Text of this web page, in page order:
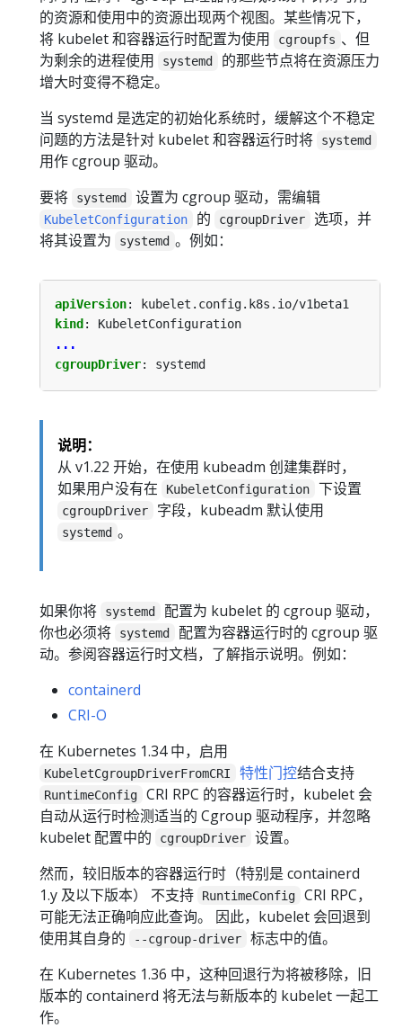
的资源和使用中的资源出现两个视图。某些情况下，
将 kubelet 和容器运行时配置为使用
cgroupfs 、但
为剩余的进程使用
systemd
的那些节点将在资源压力
增大时变得不稳定。
当 systemd 是选定的初始化系统时，缓解这个不稳定
问题的方法是针对 kubelet 和容器运行时将
systemd
用作 cgroup 驱动。
要将
systemd 设置为 cgroup 驱动，需编辑
KubeletConfiguration 的 cgroupDriver
选项，并
将其设置为
systemd 。例如：
apiVersion:
kubelet.config.k8s.io/v1beta1
kind :
KubeletConfiguration
...
cgroupDriver: systemd
说明：
从 v1.22 开始，在使用 kubeadm 创建集群时，
如果用户没有在
KubeletConfiguration 下设置
cgroupDriver 字段，kubeadm 默认使用
systemd 。
如果你将 systemd
配置为 kubelet 的 cgroup 驱动，
你也必须将
systemd
配置为容器运行时的 cgroup 驱
动。参阅容器运行时文档，了解指示说明。例如：
containerd
CRI-O
在 Kubernetes 1.34 中，启用
KubeletCgroupDriverFromCRI 特性门控结合支持
RuntimeConfig
CRI RPC 的容器运行时，kubelet 会
自动从运行时检测适当的 Cgroup 驱动程序，并忽略
kubelet 配置中的
cgroupDriver
设置。
然而，较旧版本的容器运行时（特别是 containerd
1.y 及以下版本） 不支持
RuntimeConfig
CRI RPC，
可能无法正确响应此查询。 因此，kubelet 会回退到
使用其自身的
--cgroup-driver
标志中的值。
在 Kubernetes 1.36 中，这种回退行为将被移除，旧
版本的 containerd 将无法与新版本的 kubelet 一起工
作。